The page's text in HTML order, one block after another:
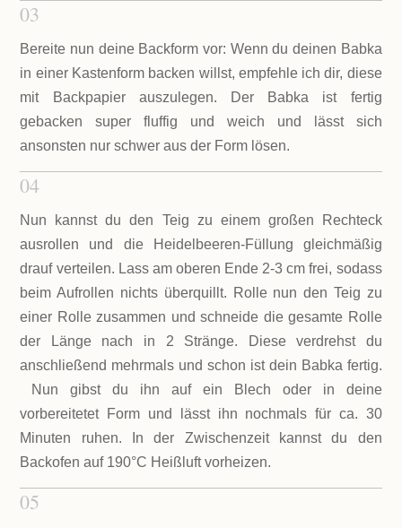
03
Bereite nun deine Backform vor: Wenn du deinen Babka
in einer Kastenform backen willst, empfehle ich dir, diese
mit Backpapier auszulegen. Der Babka ist fertig
gebacken super fluffig und weich und lässt sich
ansonsten nur schwer aus der Form lösen.
04
Nun kannst du den Teig zu einem großen Rechteck
ausrollen und die Heidelbeeren-Füllung gleichmäßig
drauf verteilen. Lass am oberen Ende 2-3 cm frei, sodass
beim Aufrollen nichts überquillt. Rolle nun den Teig zu
einer Rolle zusammen und schneide die gesamte Rolle
der Länge nach in 2 Stränge. Diese verdrehst du
anschließend mehrmals und schon ist dein Babka fertig.
Nun gibst du ihn auf ein Blech oder in deine
vorbereitetet Form und lässt ihn nochmals für ca. 30
Minuten ruhen. In der Zwischenzeit kannst du den
Backofen auf 190°C Heißluft vorheizen.
05